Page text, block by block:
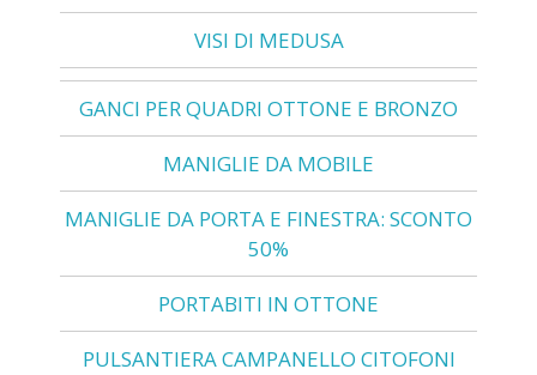
VISI DI MEDUSA
GANCI PER QUADRI OTTONE E BRONZO
MANIGLIE DA MOBILE
MANIGLIE DA PORTA E FINESTRA: SCONTO
50%
PORTABITI IN OTTONE
PULSANTIERA CAMPANELLO CITOFONI